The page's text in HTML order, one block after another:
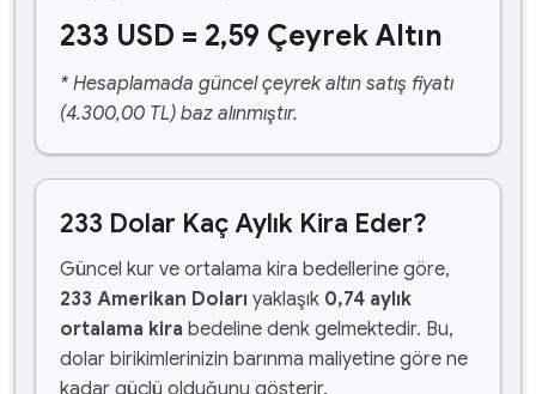
233 USD = 2,59 Çeyrek Altın
* Hesaplamada güncel çeyrek altın satış fiyatı
(4.300,00 TL) baz alınmıştır.
233 Dolar Kaç Aylık Kira Eder?
Güncel kur ve ortalama kira bedellerine göre,
233 Amerikan Doları yaklaşık 0,74 aylık
ortalama kira bedeline denk gelmektedir. Bu,
dolar birikimlerinizin barınma maliyetine göre ne
kadar güçlü olduğunu gösterir.